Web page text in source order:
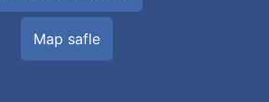
Map safle